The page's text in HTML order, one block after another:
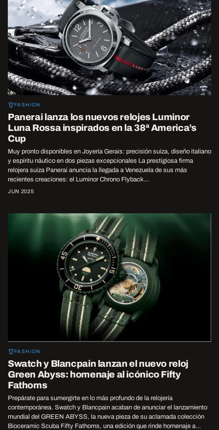
FASHION
Panerai lanza los nuevos relojes Luminor
Luna Rossa inspirados en la 38ª America’s
Cup
Muy pronto disponibles en Joyería Gerais: precisión suiza, diseño italiano
y espíritu náutico en dos piezas excepcionales La prestigiosa firma
relojera suiza Panerai anuncia la llegada a Venezuela de sus más
recientes creaciones: el Luminor Chrono Flyback…
JUN 2025
FASHION
Swatch y Blancpain lanzan el nuevo reloj
Green Abyss: homenaje al icónico Fifty
Fathoms
Prepárate para sumergirte en lo más profundo de la relojería
contemporánea. Swatch y Blancpain acaban de anunciar el lanzamiento
mundial del GREEN ABYSS, la nueva pieza de su aclamada colección
Bioceramic Scuba Fifty Fathoms, una edición que rinde homenaje a…